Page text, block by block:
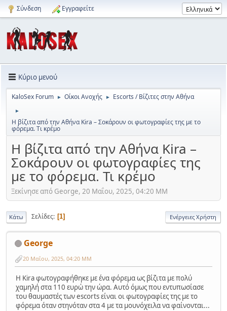
Σύνδεση Εγγραφείτε
Κύριο μενού
KaloSex Forum ► Οίκοι Ανοχής ► Escorts / Βίζιτες στην Αθήνα
►
Η βίζιτα από την Αθήνα Kira – Σοκάρουν οι φωτογραφίες της με το
φόρεμα. Τι κρέμο
Η βίζιτα από την Αθήνα Kira –
Σοκάρουν οι φωτογραφίες της
με το φόρεμα. Τι κρέμο
Ξεκίνησε από George, 20 Μαΐου, 2025, 04:20 ΜΜ
Κάτω Σελίδες 1 Ενέργειες Χρήστη
George
20 Μαΐου, 2025, 04:20 ΜΜ
Η Kira φωτογραφήθηκε με ένα φόρεμα ως βίζιτα με πολύ
χαμηλή στα 110 ευρώ την ώρα. Αυτό όμως που εντυπωσίασε
του θαυμαστές των escorts είναι οι φωτογραφίες της με το
φόρεμα όταν στηνόταν στα 4 με τα μουνόχειλα να φαίνονται...